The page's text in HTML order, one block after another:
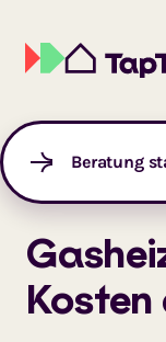
Beratung
Startseite